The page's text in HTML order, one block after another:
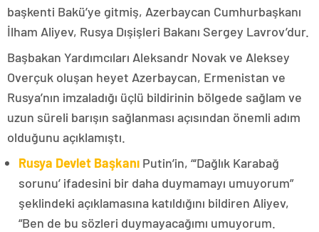
başkenti Bakü’ye gitmiş, Azerbaycan Cumhurbaşkanı
İlham Aliyev, Rusya Dışişleri Bakanı Sergey Lavrov’dur.
Başbakan Yardımcıları Aleksandr Novak ve Aleksey
Overçuk oluşan heyet Azerbaycan, Ermenistan ve
Rusya’nın imzaladığı üçlü bildirinin bölgede sağlam ve
uzun süreli barışın sağlanması açısından önemli adım
olduğunu açıklamıştı.
Rusya Devlet Başkanı Putin’in, “‘Dağlık Karabağ
sorunu’ ifadesini bir daha duymamayı umuyorum”
şeklindeki açıklamasına katıldığını bildiren Aliyev,
“Ben de bu sözleri duymayacağımı umuyorum.